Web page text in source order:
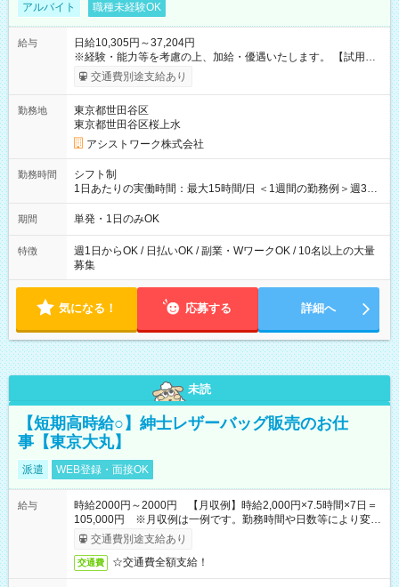
アルバイト 職種未経験OK
給与
日給10,305円～37,204円
※経験・能力等を考慮の上、加給・優遇いたします。 【試用期
間】試用期間なし
交通費別途支給あり
勤務地
東京都世田谷区
東京都世田谷区桜上水
アシストワーク株式会社
勤務時間
シフト制
1日あたりの実働時間：最大15時間/日 ＜1週間の勤務例＞週3回
勤務 勤務：月・水・金 休み：火・木・土・日 好きな時にお仕事
可能です！ ※1日あたりの最大実働時間は日勤、夜勤共に勤務し
期間 単発・1日のみOK
特徴
週1日からOK / 日払いOK / 副業・WワークOK / 10名以上の大量
募集
気になる！ 応募する 詳細へ
未読
【短期高時給○】紳士レザーバッグ販売のお仕
事【東京大丸】
派遣 WEB登録・面接OK
給与
時給2000円～2000円 【月収例】時給2,000円×7.5時間×7日＝
105,000円 ※月収例は一例です。勤務時間や日数等により変動
いたします。
交通費別途支給あり
交通費 ☆交通費全額支給！